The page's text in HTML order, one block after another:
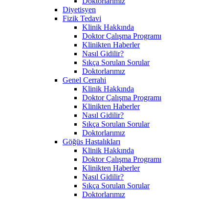
Diyetisyen
Fizik Tedavi
Klinik Hakkında
Doktor Çalışma Programı
Klinikten Haberler
Nasıl Gidilir?
Sıkça Sorulan Sorular
Doktorlarımız
Genel Cerrahi
Klinik Hakkında
Doktor Çalışma Programı
Klinikten Haberler
Nasıl Gidilir?
Sıkça Sorulan Sorular
Doktorlarımız
Göğüs Hastalıkları
Klinik Hakkında
Doktor Çalışma Programı
Klinikten Haberler
Nasıl Gidilir?
Sıkça Sorulan Sorular
Doktorlarımız